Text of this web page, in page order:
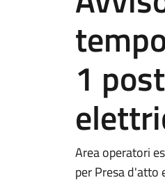
1
Area operatori
per Presa d'atto